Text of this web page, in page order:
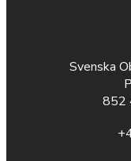
Svenska
852